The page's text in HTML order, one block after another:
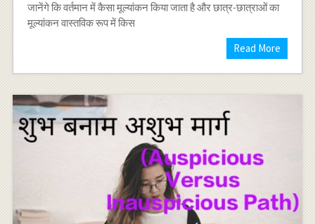
जानेंगे कि वर्तमान में कैसा मूल्यांकन किया जाता है और छात्र-छात्राओं का
मूल्यांकन वास्तविक रूप में किस
Read More